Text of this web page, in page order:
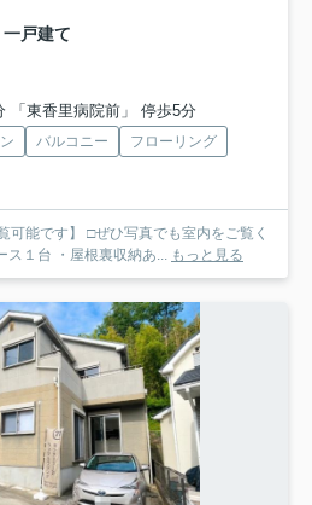
戸建て
「東香里病院前」 停歩5分
バルコニー
フローリング
可能です】 □ぜひ写真でも室内をご覧く
１台 ・屋根裏収納あ...
もっと見る